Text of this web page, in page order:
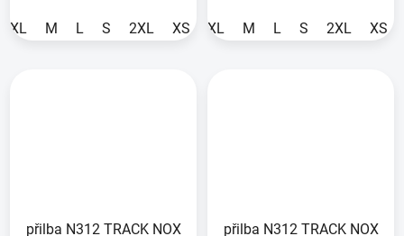
XL M L S 2XL XS XL M L S 2XL XS
přilba N312 TRACK NOX
přilba N312 TRACK NOX